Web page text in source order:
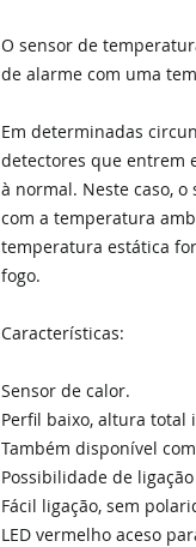
O sensor de
de alarme com uma
Em determinadas
detectores que entrem
à normal. Neste caso,
com a temperatura
temperatura estática
fogo.
Características:
Sensor de calor.
Perfil baixo, altura total
Também disponível
Possibilidade de
Fácil ligação, sem
LED vermelho aceso